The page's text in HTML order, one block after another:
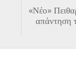
«Νέο»
απάντηση